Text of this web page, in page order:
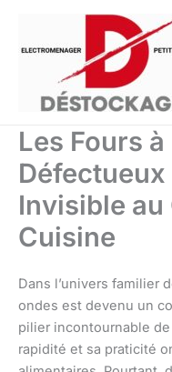
contenu
Les Fours
Défectueux
Invisible
Cuisine
Dans l’univers familier
ondes est devenu un
pilier incontournable de
rapidité et sa praticité